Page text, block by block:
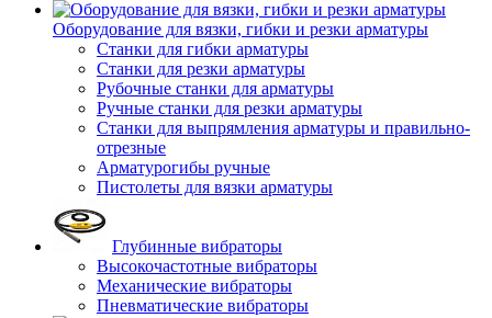
Оборудование для вязки, гибки и резки арматуры
Станки для гибки арматуры
Станки для резки арматуры
Рубочные станки для арматуры
Ручные станки для резки арматуры
Станки для выпрямления арматуры и правильно-
отрезные
Арматурогибы ручные
Пистолеты для вязки арматуры
Глубинные вибраторы
Высокочастотные вибраторы
Механические вибраторы
Пневматические вибраторы